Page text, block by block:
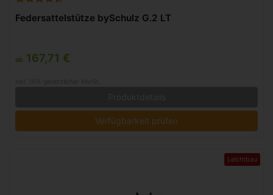
Federsattelstütze bySchulz G.2 LT
ab 167,71 €
Verfügbarkeit prüfen
Leichtbau